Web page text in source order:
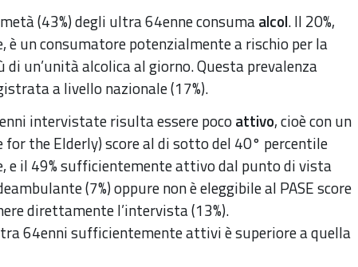
(43%) degli ultra 64enne consumaalcol. Il 20%,
è un consumatore potenzialmente a rischio per la
un’unità alcolica al giorno. Questa prevalenza
a livello nazionale (17%).
intervistate risulta essere pocoattivo, cioè con un
for the Elderly) score al di sotto del 40° percentile
e il 49% sufficientemente attivo dal punto di vista
(7%) oppure non è eleggibile al PASE score
direttamente l’intervista (13%).
64enni sufficientemente attivi è superiore a quella